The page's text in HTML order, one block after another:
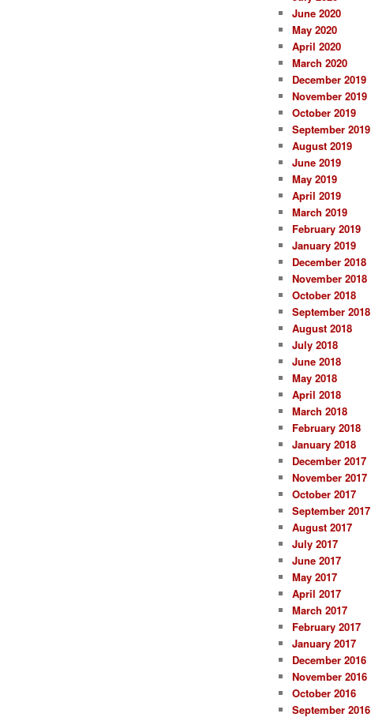
June 2020
May 2020
April 2020
March 2020
December 2019
November 2019
October 2019
September 2019
August 2019
June 2019
May 2019
April 2019
March 2019
February 2019
January 2019
December 2018
November 2018
October 2018
September 2018
August 2018
July 2018
June 2018
May 2018
April 2018
March 2018
February 2018
January 2018
December 2017
November 2017
October 2017
September 2017
August 2017
July 2017
June 2017
May 2017
April 2017
March 2017
February 2017
January 2017
December 2016
November 2016
October 2016
September 2016